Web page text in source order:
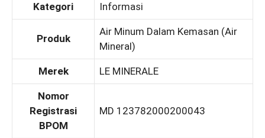
Kategori Informasi
Produk
Air Minum Dalam Kemasan (Air
Mineral)
Merek LE MINERALE
Nomor
Registrasi
BPOM
MD 123782000200043